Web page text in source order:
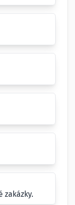
zakázky.